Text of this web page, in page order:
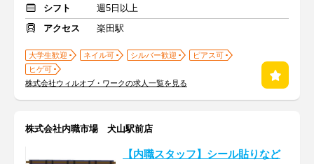
シフト
週5日以上
アクセス
楽田駅
大学生歓迎 ネイル可 シルバー歓迎
ピアス可
ヒゲ可
株式会社ウィルオブ・ワークの求人一覧を見る
株式会社内職市場 犬山駅前店
【内職スタッフ】シール貼りなど